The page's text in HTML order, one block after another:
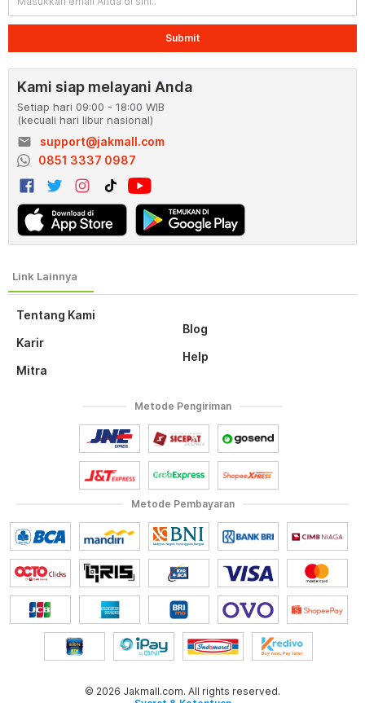
Tentang Kami
Karir
Mitra
Blog
Help
Submit
Kami siap melayani Anda
Setiap hari 09:00 - 18:00 WIB
(kecuali hari libur nasional)
email
support@jakmall.com
0851 3337 0987
Metode Pembayaran
Metode Pengiriman
© 2026 Jakmall.com. All rights reserved.